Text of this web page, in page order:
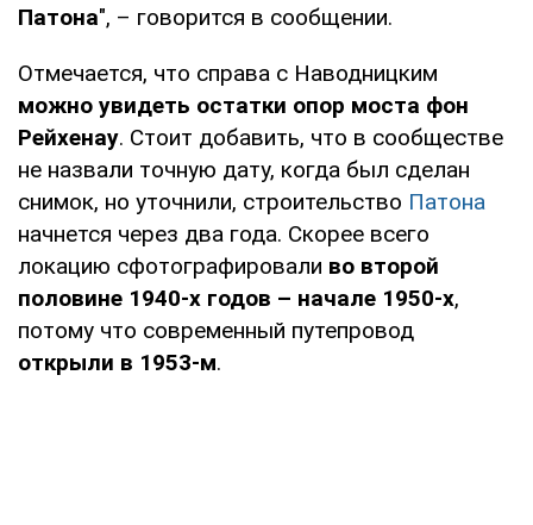
Патона", – говорится в сообщении.
Отмечается, что справа с Наводницким
можно увидеть остатки опор моста фон
Рейхенау. Стоит добавить, что в сообществе
не назвали точную дату, когда был сделан
снимок, но уточнили, строительство Патона
начнется через два года. Скорее всего
локацию сфотографировали во второй
половине 1940-х годов – начале 1950-х,
потому что современный путепровод
открыли в 1953-м.